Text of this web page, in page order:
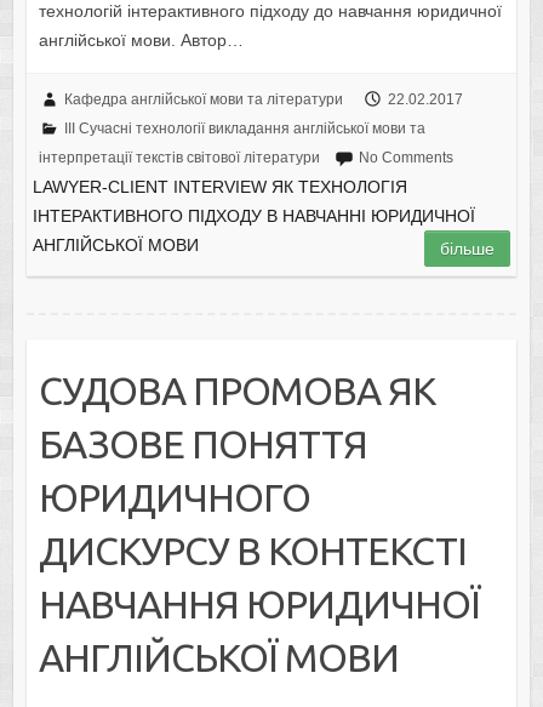
технологій інтерактивного підходу до навчання юридичної
англійської мови. Автор…
Кафедра англійської мови та літератури
22.02.2017
III Сучасні технології викладання англійської мови та
інтерпретації текстів світової літератури
No Comments
LAWYER-CLIENT INTERVIEW ЯК ТЕХНОЛОГІЯ
ІНТЕРАКТИВНОГО ПІДХОДУ В НАВЧАННІ ЮРИДИЧНОЇ
АНГЛІЙСЬКОЇ МОВИ
більше
СУДОВА ПРОМОВА ЯК
БАЗОВЕ ПОНЯТТЯ
ЮРИДИЧНОГО
ДИСКУРСУ В КОНТЕКСТІ
НАВЧАННЯ ЮРИДИЧНОЇ
АНГЛІЙСЬКОЇ МОВИ